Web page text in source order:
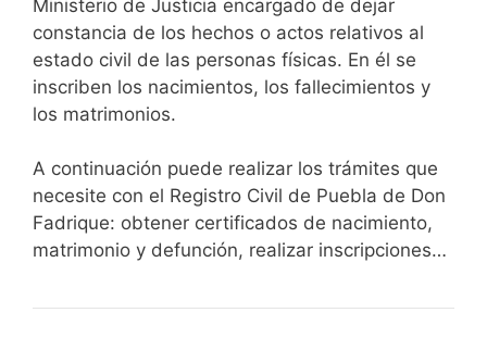
Ministerio de Justicia encargado de dejar
constancia de los hechos o actos relativos al
estado civil de las personas físicas. En él se
inscriben los nacimientos, los fallecimientos y
los matrimonios.
A continuación puede realizar los trámites que
necesite con el Registro Civil de Puebla de Don
Fadrique: obtener certificados de nacimiento,
matrimonio y defunción, realizar inscripciones…